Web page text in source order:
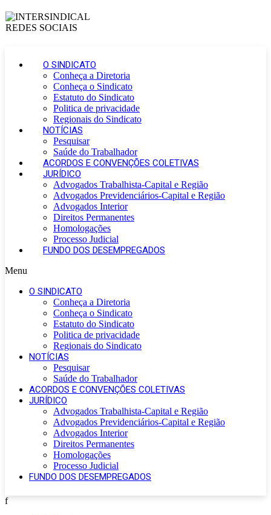
O SINDICATO
Conheça a Diretoria
Conheça o Sindicato
Estatuto do Sindicato
Politica de privacidade
Regionais do Sindicato
NOTÍCIAS
Pesquisar
Saúde do Trabalhador
ACORDOS E CONVENÇÕES COLETIVAS
JURÍDICO
Advogados Trabalhista-Capital e Região
Advogados Previdenciários-Capital e Região
Advogados Interior
Direitos Permanentes
Homologações
Processo Judicial
FUNDO DOS DESEMPREGADOS
Menu
O SINDICATO
Conheça a Diretoria
Conheça o Sindicato
Estatuto do Sindicato
Politica de privacidade
Regionais do Sindicato
NOTÍCIAS
Pesquisar
Saúde do Trabalhador
ACORDOS E CONVENÇÕES COLETIVAS
JURÍDICO
Advogados Trabalhista-Capital e Região
Advogados Previdenciários-Capital e Região
Advogados Interior
Direitos Permanentes
Homologações
Processo Judicial
FUNDO DOS DESEMPREGADOS
f